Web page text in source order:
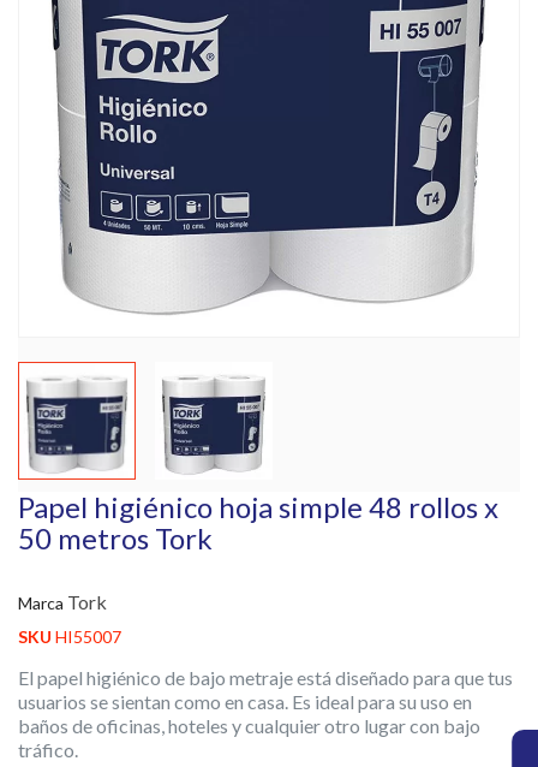
Papel higiénico hoja simple 48 rollos x
50 metros Tork
Marca Tork
SKU HI55007
El papel higiénico de bajo metraje está diseñado para que tus
usuarios se sientan como en casa. Es ideal para su uso en
baños de oficinas, hoteles y cualquier otro lugar con bajo
tráfico.